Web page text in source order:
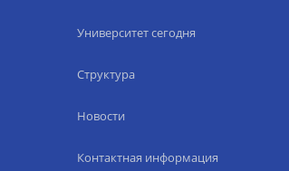
Университет сегодня
Структура
Новости
Контактная информация